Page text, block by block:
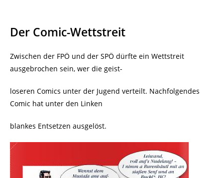
Der Comic-Wettstreit
Zwischen der FPÖ und der SPÖ dürfte ein Wettstreit
ausgebrochen sein, wer die geist-
loseren Comics unter der Jugend verteilt. Nachfolgendes
Comic hat unter den Linken
blankes Entsetzen ausgelöst.